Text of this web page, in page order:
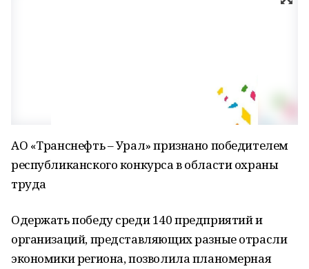
АО «Транснефть – Урал» признано победителем
республиканского конкурса в области охраны
труда
Одержать победу среди 140 предприятий и
организаций, представляющих разные отрасли
экономики региона, позволила планомерная